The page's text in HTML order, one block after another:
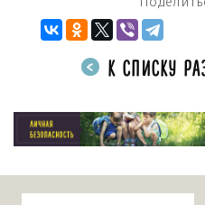
К СПИСКУ